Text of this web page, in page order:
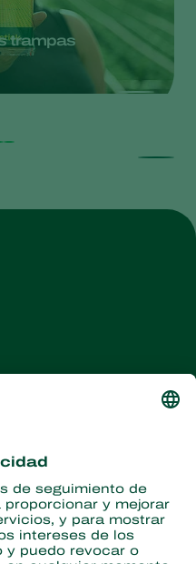
trampas
aquí